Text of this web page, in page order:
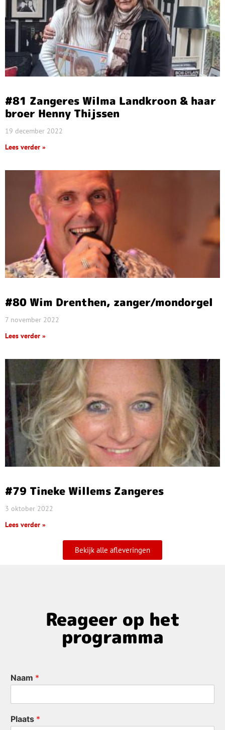
#81 Zangeres Wilma Landkroon & haar
broer Henny Thijssen
19 december 2022
Lees verder »
#80 Wim Drenthen, zanger/mondorgel
7 november 2022
Lees verder »
#79 Tineke Willems Zangeres
3 oktober 2022
Lees verder »
Bekijk alle afleveringen
Reageer op het
programma
Naam *
Plaats *